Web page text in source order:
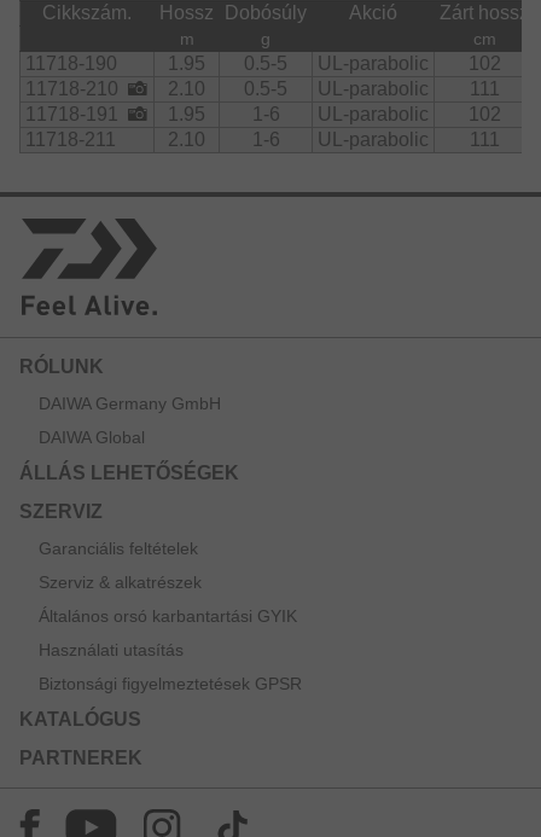
A két csőspicces modellt a valamivel nehezebb, maximum
6g-os csalik használatára fejlesztették ki, melyek nagyobb
ellenállást fejtenek ki a víz alatt – a valamivel nagyobb
pisztrángos kanalak, mini wobblerek és körforgók, de az
apró plasztikok is nagyon jól vezethetőek ezekkel a
botokkal.
Fuji Skeleton orsótaratóval és magas minőségű EVA
nyéllel szerelve a blankkal való közvetlen kapcsolat
érdekében.
Cikkszám. Hossz Dobósúly Akció Zárt hossz
m g cm
11718-190 1.95 0.5-5 UL-parabolic
102
11718-210
2.10 0.5-5 UL-parabolic
111
11718-191
1.95 1-6 UL-parabolic
102
11718-211
2.10 1-6 UL-parabolic 111
RÓLUNK
DAIWA Germany GmbH
DAIWA Global
ÁLLÁS LEHETŐSÉGEK
SZERVIZ
Garanciális feltételek
Szerviz & alkatrészek
Általános orsó karbantartási GYIK
Használati utasítás
Biztonsági figyelmeztetések GPSR
KATALÓGUS
PARTNEREK